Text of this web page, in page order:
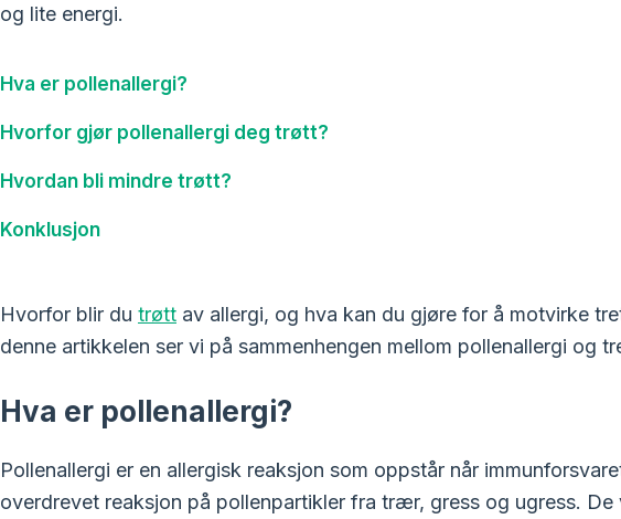
og lite energi.
Hva er pollenallergi?
Hvorfor gjør pollenallergi deg trøtt?
Hvordan bli mindre trøtt?
Konklusjon
Hvorfor blir du trøtt av allergi, og hva kan du gjøre for å motvirke
denne artikkelen ser vi på sammenhengen mellom pollenallergi og
Hva er pollenallergi?
Pollenallergi er en allergisk reaksjon som oppstår når
overdrevet reaksjon på pollenpartikler fra trær, gress og ugress. De